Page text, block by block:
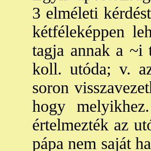
3 elméleti
kétféleképpen
tagja annak a ~i
koll. utóda; v.
soron
hogy
értelmezték az
pápa nem saját